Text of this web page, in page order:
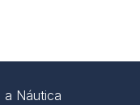
a Náutica